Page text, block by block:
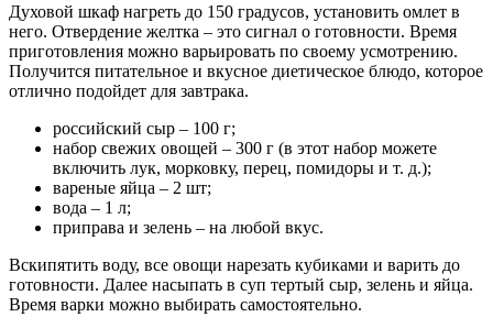
Духовой шкаф нагреть до 150 градусов, установить омлет в
него. Отвердение желтка – это сигнал о готовности. Время
приготовления можно варьировать по своему усмотрению.
Получится питательное и вкусное диетическое блюдо, которое
отлично подойдет для завтрака.
российский сыр – 100 г;
набор свежих овощей – 300 г (в этот набор можете
включить лук, морковку, перец, помидоры и т. д.);
вареные яйца – 2 шт;
вода – 1 л;
приправа и зелень – на любой вкус.
Вскипятить воду, все овощи нарезать кубиками и варить до
готовности. Далее насыпать в суп тертый сыр, зелень и яйца.
Время варки можно выбирать самостоятельно.